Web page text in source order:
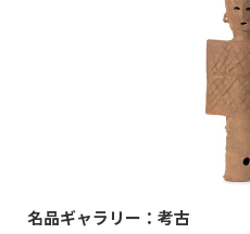
名品ギャラリー：考古